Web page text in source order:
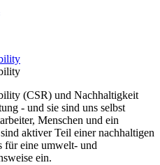
(CSR) und Nachhaltigkeit
- und sie sind uns selbst
Menschen und ein
aktiver Teil einer nachhaltigen
für eine umwelt- und
ein.